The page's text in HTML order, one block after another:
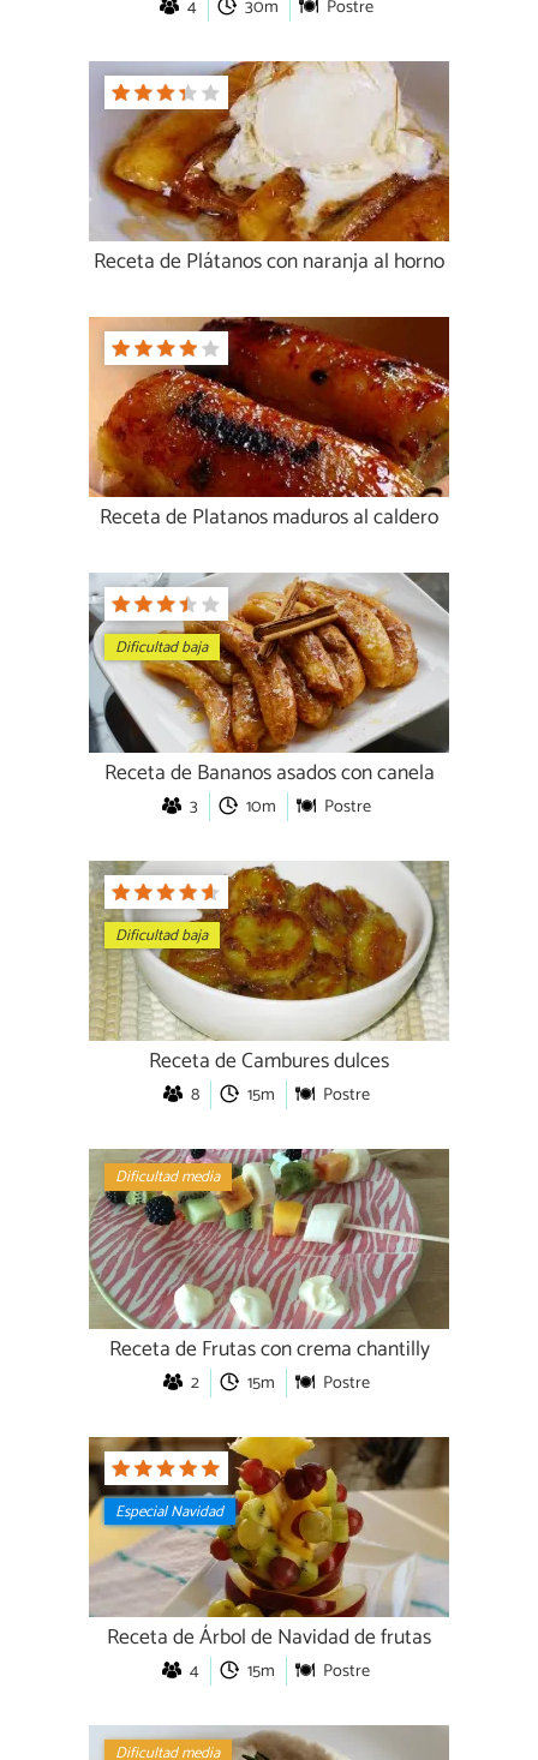
4 30m Postre
Receta de Plátanos con naranja al horno
Receta de Platanos maduros al caldero
Dificultad baja
Receta de Bananos asados con canela
3 10m Postre
Dificultad baja
Receta de Cambures dulces
8 15m Postre
Dificultad media
Receta de Frutas con crema chantilly
2 15m Postre
Especial Navidad
Receta de Árbol de Navidad de frutas
4 15m Postre
Dificultad media